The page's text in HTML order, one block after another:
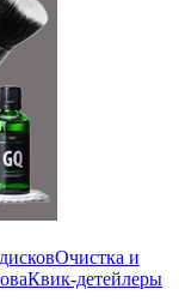
Очистка и
Квик-детейлеры